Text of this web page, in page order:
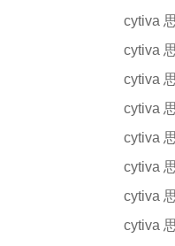
cytiva
cytiva
cytiva
cytiva
cytiva
cytiva
cytiva
cytiva